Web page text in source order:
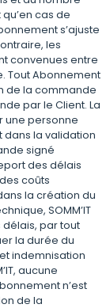
cas de
s’ajuste
les
convenues entre
Tout Abonnement
de la commande
par le Client. La
une personne
dans la validation
signé
des délais
coûts
la création du
SOMM’IT
délais, par tout
la durée du
indemnisation
aucune
n’est
de la